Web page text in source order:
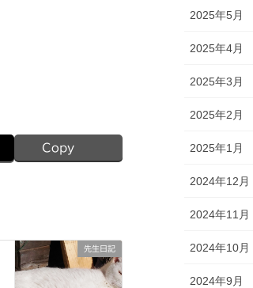
Copy
先生日記
2025年5月
2025年4月
2025年3月
2025年2月
2025年1月
2024年12月
2024年11月
2024年10月
2024年9月